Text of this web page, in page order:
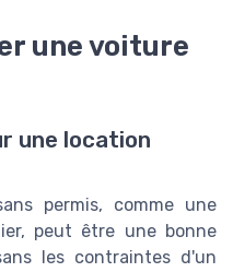
une voiture
une location
permis, comme une
peut être une bonne
les contraintes d'un